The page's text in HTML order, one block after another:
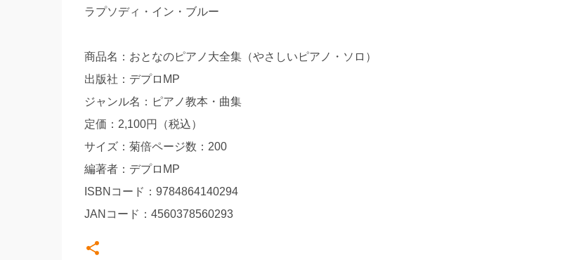
ラプソディ・イン・ブルー
商品名：おとなのピアノ大全集（やさしいピアノ・ソロ）
出版社：デプロMP
ジャンル名：ピアノ教本・曲集
定価：2,100円（税込）
サイズ：菊倍ページ数：200
編著者：デプロMP
ISBNコード：9784864140294
JANコード：4560378560293